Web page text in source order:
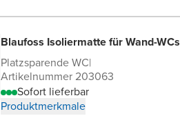
Blaufoss Isoliermatte für Wand-WCs
Platzsparende WC|
Artikelnummer 203063
Sofort lieferbar
Produktmerkmale